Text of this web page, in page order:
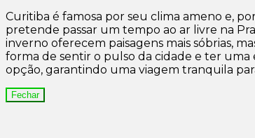
Curitiba é famosa por seu clima ameno e,
pretende passar um tempo ao ar livre na
inverno oferecem paisagens mais sóbrias,
forma de sentir o pulso da cidade e ter
opção, garantindo uma viagem tranquila
Fechar